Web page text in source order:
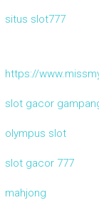
situs slot777
https://
slot gacor
olympus slot
slot gacor 777
mahjong